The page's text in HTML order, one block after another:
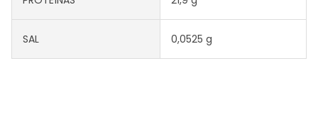
SAL 0,0525 g